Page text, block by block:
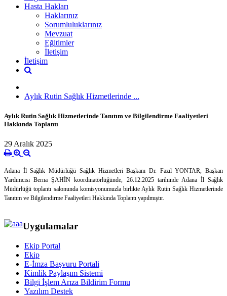
Hasta Hakları
Haklarınız
Sorumluluklarınız
Mevzuat
Eğitimler
İletişim
İletişim
Aylık Rutin Sağlık Hizmetlerinde ...
Aylık Rutin Sağlık Hizmetlerinde Tanıtım ve Bilgilendirme Faaliyetleri
Hakkında Toplantı
29 Aralık 2025
Adana İl Sağlık Müdürlüğü Sağlık Hizmetleri Başkanı Dr. Fazıl YONTAR, Başkan
Yardımcısı Berna ŞAHİN koordinatörlüğünde, 26.12.2025 tarihinde Adana İl Sağlık
Müdürlüğü toplantı salonunda komisyonumuzla birlikte Aylık Rutin Sağlık Hizmetlerinde
Tanıtım ve Bilgilendirme Faaliyetleri Hakkında Toplantı yapılmıştır.
Uygulamalar
Ekip Portal
Ekip
E-İmza Başvuru Portali
Kimlik Paylaşım Sistemi
Bilgi İşlem Arıza Bildirim Formu
Yazılım Destek